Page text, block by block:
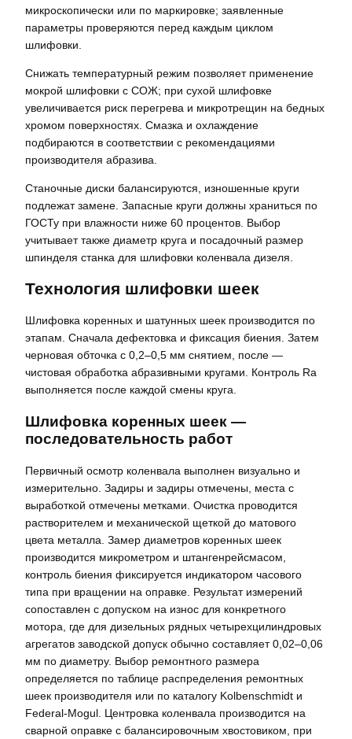
микроскопически или по маркировке; заявленные
параметры проверяются перед каждым циклом
шлифовки.
Снижать температурный режим позволяет применение
мокрой шлифовки с СОЖ; при сухой шлифовке
увеличивается риск перегрева и микротрещин на бедных
хромом поверхностях. Смазка и охлаждение
подбираются в соответствии с рекомендациями
производителя абразива.
Станочные диски балансируются, изношенные круги
подлежат замене. Запасные круги должны храниться по
ГОСТу при влажности ниже 60 процентов. Выбор
учитывает также диаметр круга и посадочный размер
шпинделя станка для шлифовки коленвала дизеля.
Технология шлифовки шеек
Шлифовка коренных и шатунных шеек производится по
этапам. Сначала дефектовка и фиксация биения. Затем
черновая обточка с 0,2–0,5 мм снятием, после —
чистовая обработка абразивными кругами. Контроль Ra
выполняется после каждой смены круга.
Шлифовка коренных шеек —
последовательность работ
Первичный осмотр коленвала выполнен визуально и
измерительно. Задиры и задиры отмечены, места с
выработкой отмечены метками. Очистка проводится
растворителем и механической щеткой до матового
цвета металла. Замер диаметров коренных шеек
производится микрометром и штангенрейсмасом,
контроль биения фиксируется индикатором часового
типа при вращении на оправке. Результат измерений
сопоставлен с допуском на износ для конкретного
мотора, где для дизельных рядных четырехцилиндровых
агрегатов заводской допуск обычно составляет 0,02–0,06
мм по диаметру. Выбор ремонтного размера
определяется по таблице распределения ремонтных
шеек производителя или по каталогу Kolbenschmidt и
Federal-Mogul. Центровка коленвала производится на
сварной оправке с балансировочным хвостовиком, при